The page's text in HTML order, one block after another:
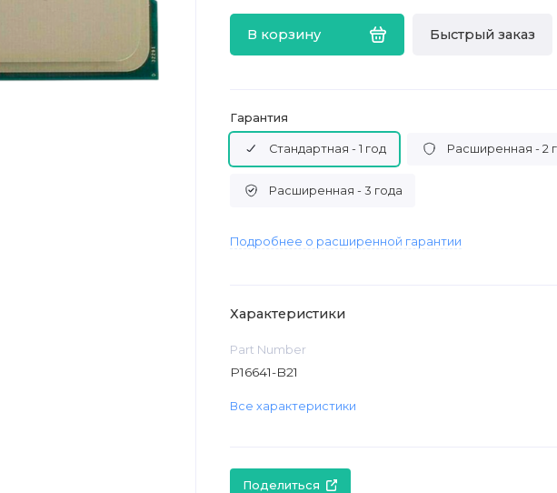
В корзину Быстрый заказ
Гарантия
Стандартная - 1 год Расширенная - 2
Расширенная - 3 года
Подробнее о расширенной гарантии
Характеристики
Part Number
P16641-B21
Все характеристики
Поделиться